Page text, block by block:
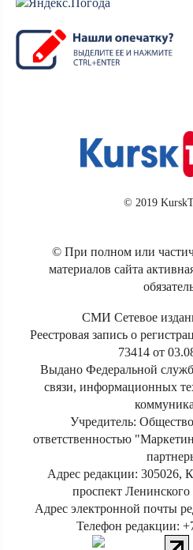
© 2019
© При полном или
материалов сайта
СМИ Сетевое
Реестровая запись о
73414 от
Выдано Федеральной
связи, информационных
Учредитель:
ответственностью
Адрес редакции: 305026,
проспект
Адрес электронной почты
Телефон редакции: